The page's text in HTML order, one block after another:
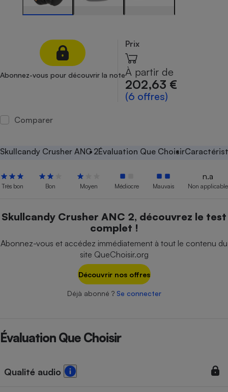
Abonnez-vous pour découvrir la note
Prix
À partir de
202,63 €
(6 offres)
Comparer
Skullcandy Crusher ANC 2Évaluation Que Choisir
Très bon Bon Moyen Médiocre Mauvais
n.a
Non applicable
Skullcandy Crusher ANC 2, découvrez le test
complet !
Abonnez-vous et accédez immédiatement à tout le contenu du
site QueChoisir.org
Découvrir nos offres
Déjà abonné ? Se connecter
Évaluation Que Choisir
Qualité audio
Assurance emprunteur
Petit électroménager -
Lave-linge
Téléphone mobile -
Smartphone
Matelas